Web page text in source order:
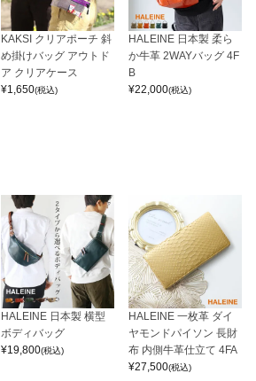
KAKSI クリアポーチ 斜
め掛けバッグ アウトド
ア クリアケース
¥1,650(税込)
HALEINE 日本製 柔ら
か牛革 2WAYバッグ 4F
B
¥22,000(税込)
HALEINE 日本製 横型
ボディバッグ
¥19,800(税込)
HALEINE 一枚革 ダイ
ヤモンドパイソン 長財
布 内側牛革仕立て 4FA
¥27,500(税込)